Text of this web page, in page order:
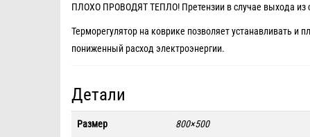
ПЛОХО ПРОВОДЯТ ТЕПЛО! Претензии в случае выхода из
Терморегулятор на коврике позволяет устанавливать и
пониженный расход электроэнергии.
Детали
Размер 800×500